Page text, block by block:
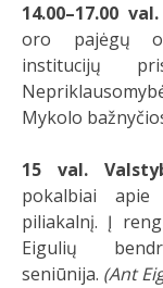
14.00–17.00
oro pajėgų
institucijų
Mykolo
15 val.
pokalbiai apie
piliakalnį. Į
Eigulių
seniūnija. (Ant